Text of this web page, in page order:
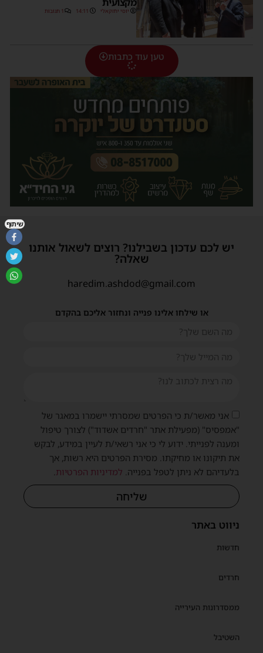
יוסי יחזקאלי 14:11 1 תגובות
טען עוד כתבות
ניווט באתר
חדשות
חרדים
ממסדרונות העירייה
השטיבל
יש לכם עדכון בשבילנו? רוצים לשאול אותנו
שאלה?
haredim.ashdod@gmail.com
או שילחו אלינו פנייה ונחזור אליכם בהקדם
אני מאשר/ת כי הפרטים שמסרתי יישמרו במאגר של
"אמפסיס" (מפעילת אתר "חרדים אשדוד") לצורך טיפול
ומענה לפנייתי. ידוע לי כי אני רשאי/ת לעיין במידע, לבקש
את תיקונו או מחיקתו. מסירת הפרטים היא רשות, אך
בלעדיהם לא ניתן לטפל בפנייה. למדיניות הפרטיות.
שליחה
שיתוף